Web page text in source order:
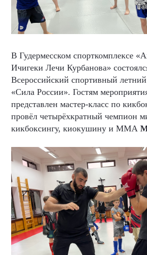
В Гудермесском спорткомплексе
Ичигеки Лечи Курбанова»
Всероссийский спортивный
«Сила России». Гостям
представлен мастер-класс по
провёл четырёхкратный чемпион
кикбоксингу, киокушину и ММА